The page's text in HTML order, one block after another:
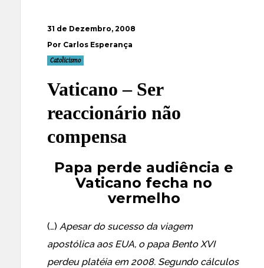
31 de Dezembro, 2008
Por Carlos Esperança
Catolicismo
Vaticano – Ser
reaccionário não
compensa
Papa perde audiência e
Vaticano fecha no
vermelho
(…) Apesar do sucesso da viagem
apostólica aos EUA, o papa Bento XVI
perdeu platéia em 2008. Segundo cálculos